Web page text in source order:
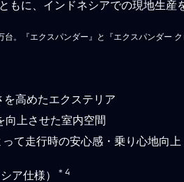
もに、インドネシアでの現地生産
台。『エクスパンダー』と『エクスパンダー
を高めたエクステリア
向上させた室内空間
って走行時の安心感・乗り心地向上
ア仕様） ＊4